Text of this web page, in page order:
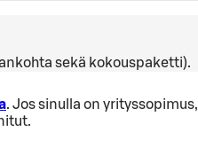
sekä kokouspaketti).
. Jos sinulla on yrityssopimus,